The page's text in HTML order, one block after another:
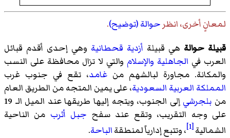
لمعانٍ أخرى، انظر حوالة (توضيح).
قبيلة حوالة هي قبيلة أزدية قحطانية وهي إحدى أقدم قبائل
العرب في الجاهلية والإسلام والتي لا تزال محافظة على النسب
والمكانة. مجاورة لبالشهم من غامد، تقع في جنوب غرب
المملكة العربية السعودية، على يمين المتجه من الطريق العام
من بلجرشي
إلى الجنوب، ويتجه إليها طريقها عند الميل الـ 19
على وجه التقريب، وتقع عند سفح جبل أثرب من الناحية
الشمالية[1] ، وتتبع إدارياً لمنطقةالباحة.